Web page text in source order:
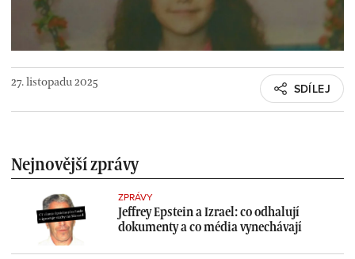
27. listopadu 2025 SDÍLEJ
Nejnovější zprávy
ZPRÁVY
Jeffrey Epstein a Izrael: co odhalují
dokumenty a co média vynechávají